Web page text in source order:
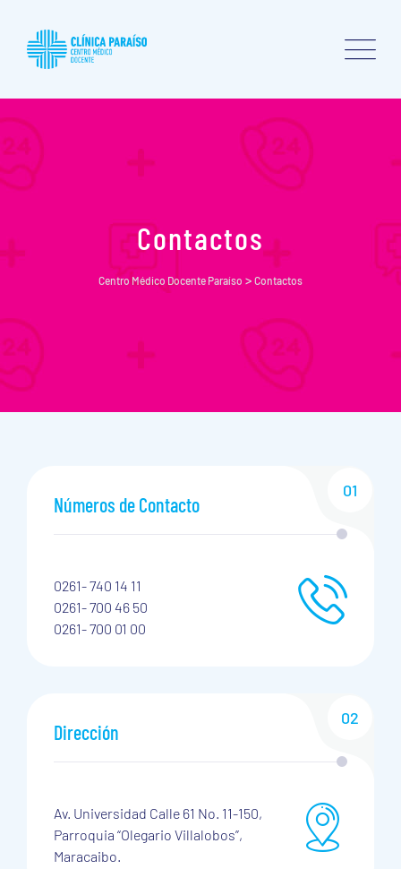
Contactos
Centro Médico Docente Paraíso > Contactos
01
Números de Contacto
0261- 740 14 11
0261- 700 46 50
0261- 700 01 00
02
Dirección
Av. Universidad Calle 61 No. 11-150,
Parroquia “Olegario Villalobos”,
Maracaibo.